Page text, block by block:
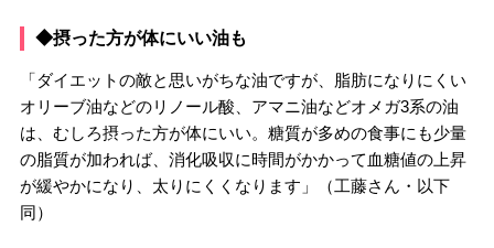
◆摂った方が体にいい油も
「ダイエットの敵と思いがちな油ですが、脂肪になりにくい
オリーブ油などのリノール酸、アマニ油などオメガ3系の油
は、むしろ摂った方が体にいい。糖質が多めの食事にも少量
の脂質が加われば、消化吸収に時間がかかって血糖値の上昇
が緩やかになり、太りにくくなります」（工藤さん・以下
同）